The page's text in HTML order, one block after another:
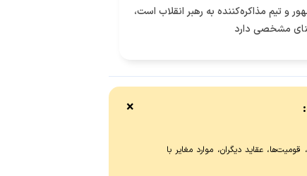
و تیم مذاکره‌کننده به رهبر انقلاب است،
مشخصی دارد
عقاید دیگران، موارد مغایر با
×